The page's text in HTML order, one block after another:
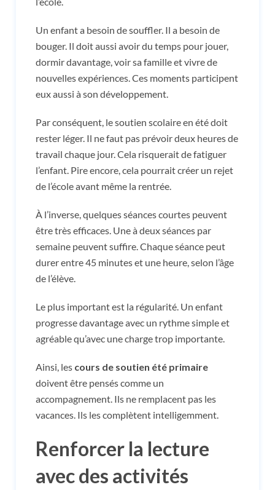
Un enfant a besoin de souffler. Il a besoin de
bouger. Il doit aussi avoir du temps pour jouer,
dormir davantage, voir sa famille et vivre de
nouvelles expériences. Ces moments participent
eux aussi à son développement.
Par conséquent, le soutien scolaire en été doit
rester léger. Il ne faut pas prévoir deux heures de
travail chaque jour. Cela risquerait de fatiguer
l’enfant. Pire encore, cela pourrait créer un rejet
de l’école avant même la rentrée.
À l’inverse, quelques séances courtes peuvent
être très efficaces. Une à deux séances par
semaine peuvent suffire. Chaque séance peut
durer entre 45 minutes et une heure, selon l’âge
de l’élève.
Le plus important est la régularité. Un enfant
progresse davantage avec un rythme simple et
agréable qu’avec une charge trop importante.
Ainsi, les cours de soutien été primaire
doivent être pensés comme un
accompagnement. Ils ne remplacent pas les
vacances. Ils les complètent intelligemment.
Renforcer la lecture
avec des activités